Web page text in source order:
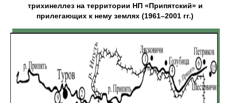
трихинеллез на территории НП «Припятский» и
прилегающих к нему землях (1961–2001 гг.)